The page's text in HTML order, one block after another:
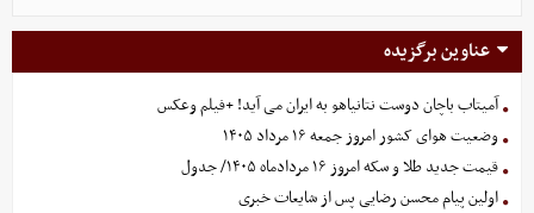
عناوین برگزیده
آمیتاب باچان دوست نتانیاهو به ایران می آید! +فیلم وعکس
وضعیت هوای کشور امروز جمعه ۱۶ مرداد ۱۴۰۵
قیمت جدید طلا و سکه امروز ۱۶ مردادماه ۱۴۰۵/ جدول
اولین پیام محسن رضایی پس از شایعات خبری